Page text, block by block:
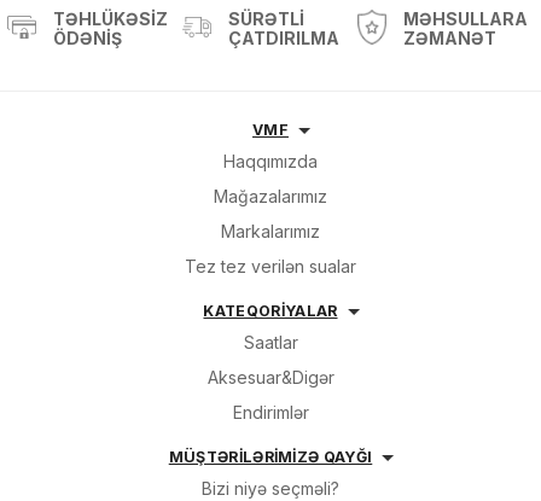
TƏHLÜKƏSIZ
ÖDƏNIŞ
SÜRƏTLI
ÇATDIRILMA
MƏHSULLARA
ZƏMANƏT
VMF
Haqqımızda
Mağazalarımız
Markalarımız
Tez tez verilən sualar
KATEQORİYALAR
Saatlar
Aksesuar&Digər
Endirimlər
MÜŞTƏRİLƏRİMİZƏ QAYĞI
Bizi niyə seçməli?